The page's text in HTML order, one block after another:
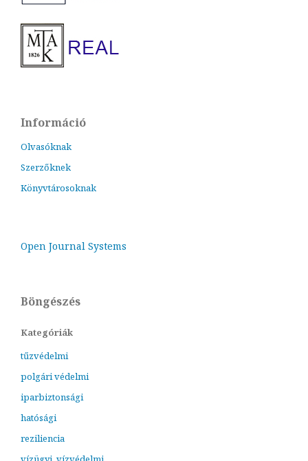
Információ
Olvasóknak
Szerzőknek
Könyvtárosoknak
Open Journal Systems
Böngészés
Kategóriák
tűzvédelmi
polgári védelmi
iparbiztonsági
hatósági
reziliencia